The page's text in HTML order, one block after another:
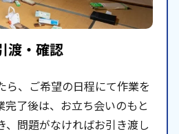
渡・確認
ら、ご希望の日程にて作業を
完了後は、お立ち会いのもと
、問題がなければお引き渡し